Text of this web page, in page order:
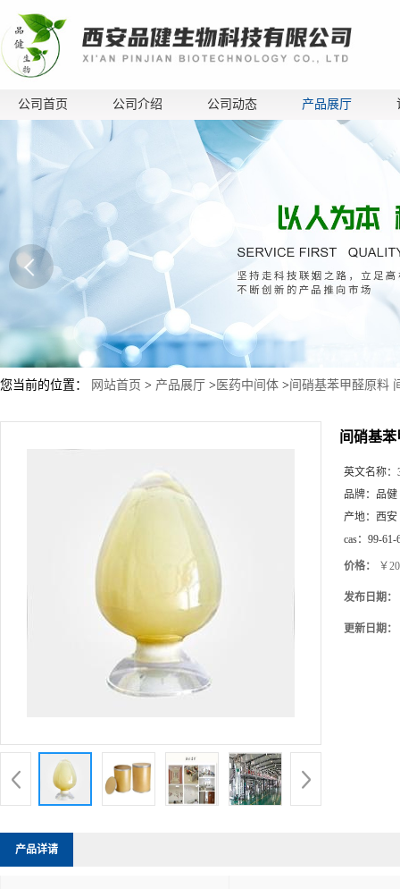
公司首页 公司介绍 公司动态 产品展厅
您当前的位置： 网站首页 > 产品展厅 > 医药中间体 >间硝基苯甲醛原料
间硝基苯
英文名称：
品牌： 品健
产地： 西安
cas： 99-61-
价格： ￥
发布日期：
更新日期：
产品详请